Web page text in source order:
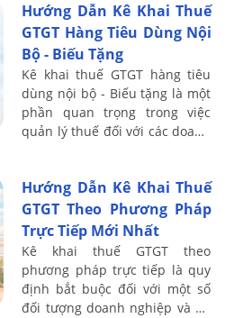
Hướng Dẫn Kê Khai Thuế
GTGT Hàng Tiêu Dùng Nội
Bộ - Biếu Tặng
Kê khai thuế GTGT hàng tiêu
dùng nội bộ - Biếu tặng là một
phần quan trọng trong việc
quản lý thuế đối với các doanh
...
Hướng Dẫn Kê Khai Thuế
GTGT Theo Phương Pháp
Trực Tiếp Mới Nhất
Kê khai thuế GTGT theo
phương pháp trực tiếp là quy
định bắt buộc đối với một số
đối tượng doanh nghiệp và hộ